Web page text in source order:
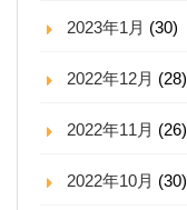
2023年1月 (30)
2022年12月 (28)
2022年11月 (26)
2022年10月 (30)